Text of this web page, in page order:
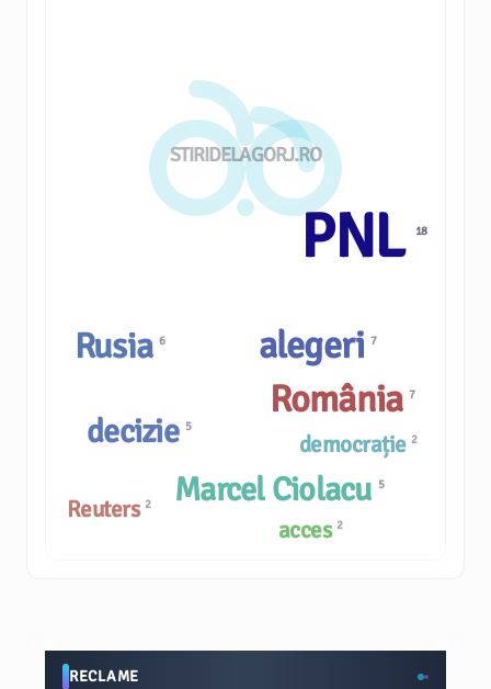
STIRIDELAGORJ.RO
alegeri7
PNL 18
acces 2
democrație 2
Reuters 2 Marcel Ciolacu 5
România7
decizie 5
Rusia6
RECLAME